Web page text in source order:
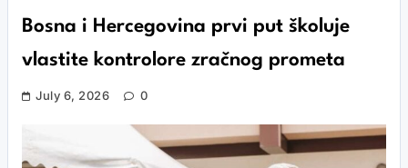
Bosna i Hercegovina prvi put školuje
vlastite kontrolore zračnog prometa
July 6, 2026 0